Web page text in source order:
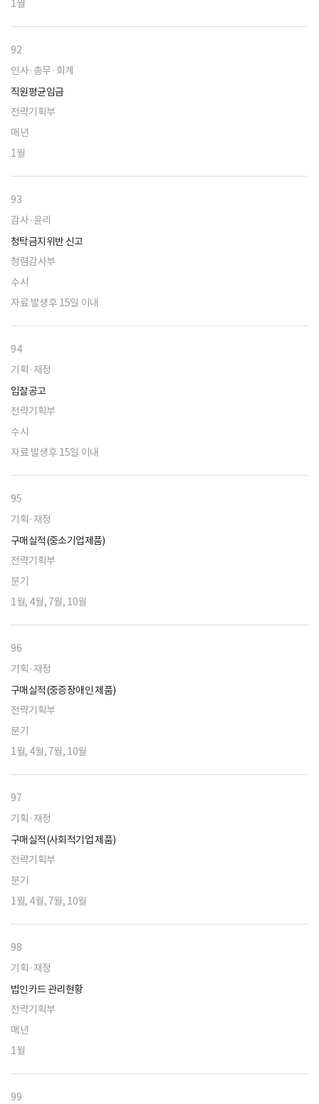
1월
92
인사·총무·회계
직원평균임금
전략기획부
매년
1월
93
감사·윤리
청탁금지위반 신고
청렴감사부
수시
자료 발생후 15일 이내
94
기획·재정
입찰공고
전략기획부
수시
자료 발생후 15일 이내
95
기획·재정
구매실적(중소기업제품)
전략기획부
분기
1월, 4월, 7월, 10월
96
기획·재정
구매실적(중증장애인 제품)
전략기획부
분기
1월, 4월, 7월, 10월
97
기획·재정
구매실적(사회적기업 제품)
전략기획부
분기
1월, 4월, 7월, 10월
98
기획·재정
법인카드 관리현황
전략기획부
매년
1월
99